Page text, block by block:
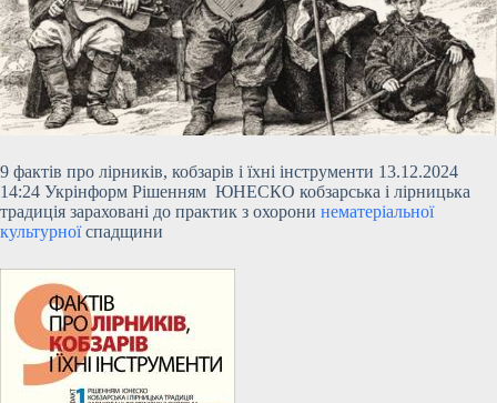
9 фактів про лірників, кобзарів і їхні інструменти 13.12.2024
14:24 Укрінформ Рішенням ЮНЕСКО кобзарська і лірницька
традиція зараховані до практик з охорони нематеріальної
культурноїспадщини